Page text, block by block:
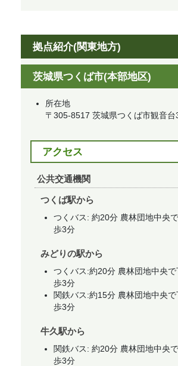
拠点紹介(関東地方)
茨城県つくば市(本部地区)
所在地
〒305-8517 茨城県つくば市観音台
アクセス
公共交通機関
つくば駅から
つくバス: 約20分 農林団地中央
歩3分
みどりの駅から
つくバス:約20分 農林団地中央で
歩3分
関鉄バス:約15分 農林団地中央で
歩3分
牛久駅から
関鉄バス: 約20分 農林団地中央
歩3分